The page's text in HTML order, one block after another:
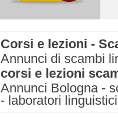
Corsi e lezioni -
Annunci di scambi
corsi e lezioni
Annunci Bologna -
- laboratori